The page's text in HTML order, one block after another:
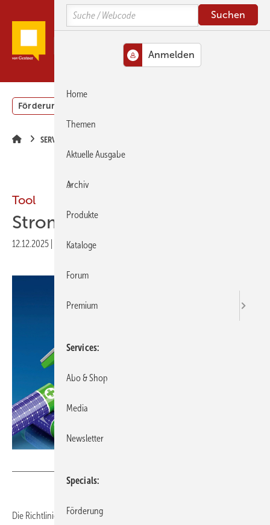
zum
zum
Förderung
SERVICE
Tool
Stromspeicher spielen
12.12.2025 Veröffentlicht in
Die Richtlinie VDI 4657 Blatt 3 bietet eine Grundlage für Fachleute, die
Search
Home
Themen
Aktuelle Ausgabe
Archiv
Produkte
Kataloge
Forum
Premium
Services
Abo & Shop
Media
Newsletter
Specials
Förderung